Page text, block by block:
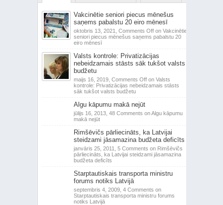
Vakcinētie seniori piecus mēnešus
saņems pabalstu 20 eiro mēnesī
oktobris 13, 2021, Comments Offon Vakcinētie
seniori piecus mēnešus saņems pabalstu 20
eiro mēnesī
Valsts kontrole: Privatizācijas
nebeidzamais stāsts sāk tukšot valsts
budžetu
maijs 16, 2019, Comments Offon Valsts
kontrole: Privatizācijas nebeidzamais stāsts
sāk tukšot valsts budžetu
Algu kāpumu makā nejūt
jūlijs 16, 2013, 48 Comments on Algu kāpumu
makā nejūt
Rimšēvičs pārliecināts, ka Latvijai
steidzami jāsamazina budžeta deficīts
janvāris 25, 2011, 5 Comments on Rimšēvičs
pārliecināts, ka Latvijai steidzami jāsamazina
budžeta deficīts
Starptautiskais transporta ministru
forums notiks Latvijā
septembris 4, 2009, 4 Comments on
Starptautiskais transporta ministru forums
notiks Latvijā